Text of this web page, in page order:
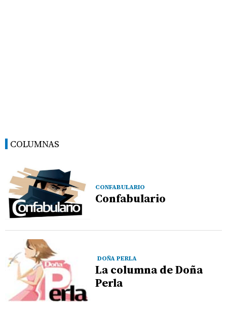
COLUMNAS
CONFABULARIO
Confabulario
DOÑA PERLA
La columna de Doña
Perla